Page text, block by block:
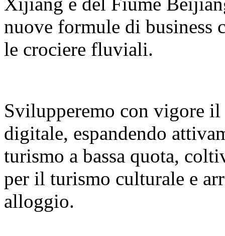
nuove formule di business
le crociere fluviali.
Svilupperemo con vigore
digitale, espandendo
turismo a bassa quota,
per il turismo culturale e
alloggio.